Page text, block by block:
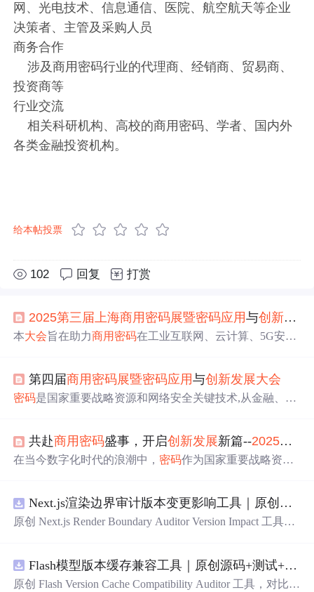
网、光电技术、信息通信、医院、航空航天等企业
决策者、主管及采购人员
商务合作
涉及商用密码行业的代理商、经销商、贸易商、
投资商等
行业交流
相关科研机构、高校的商用密码、学者、国内外
各类金融投资机构。
给本帖投票
102 回复 打赏
2025第三届 上海商用 密码展暨密码应用与创新发展
本大会旨在助力商用 密码在工业互联网、云计算、5G安
海 市商用密码行业协会主办，联合主办单位为北京市商用
密码行业协会、深圳市商用密码行业协会、陕西省商用
智慧城市、大数据、智能制造、工业互联网等新兴应用
景的综合生态等最新科技成果。这些展示不仅展示了商用
密码 的实际 应用 效果，也为行业提供了参考和借鉴。
第四届商用 密码展暨密码应用与创新发展大会
密码是国家重要战略资源和网络安全关键技术,从金融、政
“场景驱动”持续拓宽应用边界。 在国家密码管理局、上海
市密码管理局等主管单位的支持下,商用密码展已成功举办
世博展览馆举办,本届展会将继续为行业搭建高效交流合作
平台,促进产学研用融合,推动技术创新与产业升级,助力我
国 商用 密码 产业更好地服务于国家网络
共赴商用 密码盛事，开启创新发展新篇--2025第三
在当今数字化时代的浪潮中， 密码作为国家重要战略资
业的蓬勃兴起，商用密码行业市场空间得到前所未有的拓
展。在网络空间的每一个角落，政府、企业、金融、交
是在人们日常的身份认证、隐私保护、安全交易等细微之
处，...
Next.js渲染边界审计版本变更影响工具｜原创源码+测试+离线报告
原创 Next.js Render Boundary Auditor Version Impact 工具，
入约定、规则参数、结果结构和风险项，识别变更影响。
压缩包包含完整源码、3 项自动化测试、可复现合成示
Flash模型版本缓存兼容工具｜原创源码+测试+离线报告
原创 Flash Version Cache Compatibility Auditor 工具，对比两